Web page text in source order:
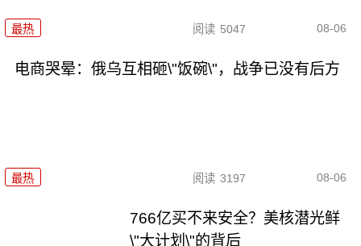
最热 阅读 5047 08-06
电商哭晕：俄乌互相砸\"饭碗\"，战争已没有后方
最热 阅读 3197 08-06
766亿买不来安全？美核潜光鲜
\"大计划\"的背后